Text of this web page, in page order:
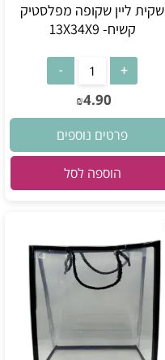
שקית ליין שקופה מפלסטיק
קשיח- 13X34X9
₪4.90
פרטים נוספים
הוספה לסל